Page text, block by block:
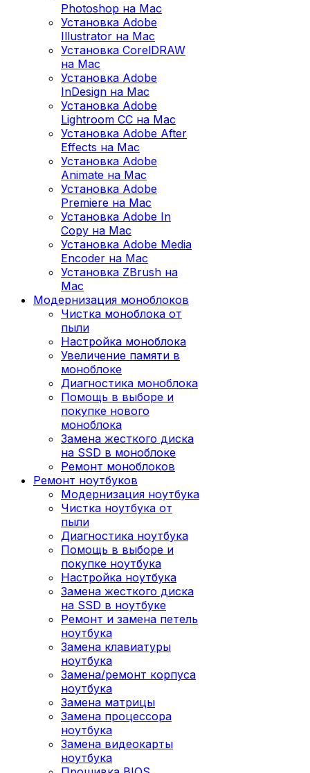
Photoshop на Mac
Установка Adobe
Illustrator на Mac
Установка CorelDRAW
на Mac
Установка Adobe
InDesign на Mac
Установка Adobe
Lightroom CC на Mac
Установка Adobe After
Effects на Mac
Установка Adobe
Animate на Mac
Установка Adobe
Premiere на Mac
Установка Adobe In
Copy на Mac
Установка Adobe Media
Encoder на Mac
Установка ZBrush на
Mac
Модернизация моноблоков
Чистка моноблока от
пыли
Настройка моноблока
Увеличение памяти в
моноблоке
Диагностика моноблока
Помощь в выборе и
покупке нового
моноблока
Замена жесткого диска
на SSD в моноблоке
Ремонт моноблоков
Ремонт ноутбуков
Модернизация ноутбука
Чистка ноутбука от
пыли
Диагностика ноутбука
Помощь в выборе и
покупке ноутбука
Настройка ноутбука
Замена жесткого диска
на SSD в ноутбуке
Ремонт и замена петель
ноутбука
Замена клавиатуры
ноутбука
Замена/ремонт корпуса
ноутбука
Замена матрицы
Замена процессора
ноутбука
Замена видеокарты
ноутбука